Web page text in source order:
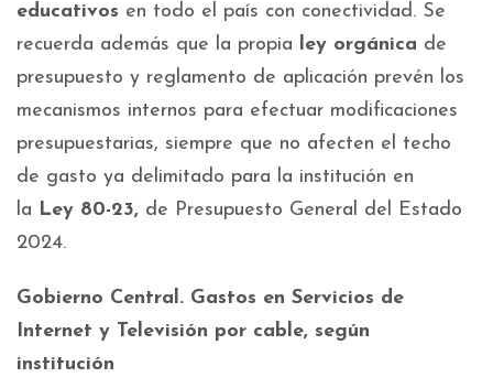
educativos en todo el país con conectividad. Se
recuerda además que la propia ley orgánica de
presupuesto y reglamento de aplicación prevén los
mecanismos internos para efectuar modificaciones
presupuestarias, siempre que no afecten el techo
de gasto ya delimitado para la institución en
la Ley 80-23, de Presupuesto General del Estado
2024.
Gobierno Central. Gastos en Servicios de
Internet y Televisión por cable, según
institución